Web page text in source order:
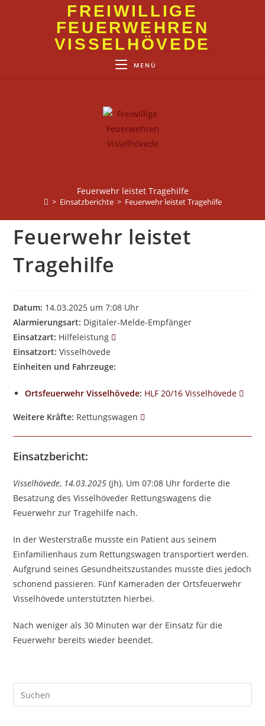
FREIWILLIGE
FEUERWEHREN
VISSELHÖVEDE
MENÜ
Feuerwehr leistet Tragehilfe
> Einsatzberichte > Feuerwehr leistet Tragehilfe
Feuerwehr leistet
Tragehilfe
Datum: 14.03.2025 um 7:08 Uhr
Alarmierungsart: Digitaler-Melde-Empfänger
Einsatzart: Hilfeleistung
Einsatzort: Visselhövede
Einheiten und Fahrzeuge:
Ortsfeuerwehr Visselhövede: HLF 20/16 Visselhövede
Weitere Kräfte: Rettungswagen
Einsatzbericht:
Visselhövede, 14.03.2025 (jh). Um 07:08 Uhr forderte die
Besatzung des Visselhöveder Rettungswagens die
Feuerwehr zur Tragehilfe nach.
In der Westerstraße musste ein Patient aus seinem
Einfamilienhaus zum Rettungswagen transportiert werden.
Aufgrund seines Gesundheitszustandes musste dies jedoch
schonend passieren. Fünf Kameraden der Ortsfeuerwehr
Visselhövede unterstützten hierbei.
Nach weniger als 30 Minuten war der Einsatz für die
Feuerwehr bereits wieder beendet.